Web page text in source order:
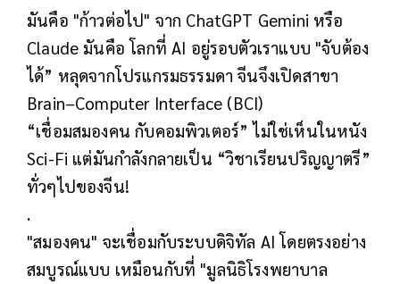
มันคือ "ก้าวต่อไป" จาก ChatGPT Gemini หรือ
Claude มันคือ โลกที่ AI อยู่รอบตัวเราแบบ "จับต้อง
ได้” หลุดจากโปรแกรมธรรมดา จีนจึงเปิดสาขา
Brain–Computer Interface (BCI)
“เชื่อมสมองคน กับคอมพิวเตอร์” ไม่ใช่เห็นในหนัง
Sci-Fi แต่มันกำลังกลายเป็น “วิชาเรียนปริญญาตรี”
ทั่วๆไปของจีน!
.
"สมองคน" จะเชื่อมกับระบบดิจิทัล AI โดยตรงอย่าง
สมบูรณ์แบบ เหมือนกับที่ "มูลนิธิโรงพยาบาล